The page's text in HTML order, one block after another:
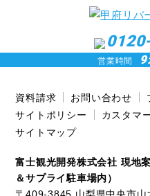
営業時間
資料請求 お問い合わせ
サイトポリシー
カスタマ
サイトマップ
富士観光開発株式会社 現地
＆サプライ駐車場内）